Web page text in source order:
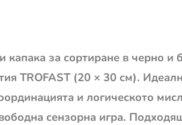
капака за сортиране в черно и
TROFAST (20 × 30 см).
и логическото
сензорна игра.